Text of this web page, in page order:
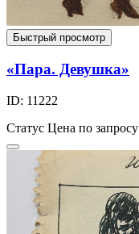
Быстрый просмотр
«Пара. Девушка»
ID: 11222
Статус Цена по запросу